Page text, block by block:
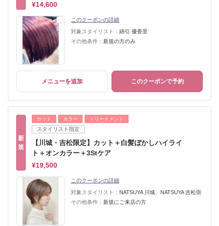
¥14,600
このクーポンの詳細
対象スタイリスト： 綿引 優香里
その他条件： 新規の方のみ
メニューを追加 このクーポンで予約
新
規
カット カラー トリートメント
スタイリスト指定
【川城・吉松限定】カット＋白髪ぼかしハイライ
ト＋オンカラー＋3Stケア
¥19,500
このクーポンの詳細
対象スタイリスト： NATSUYA 川城、NATSUYA 吉松崇
その他条件： 新規にご来店の方